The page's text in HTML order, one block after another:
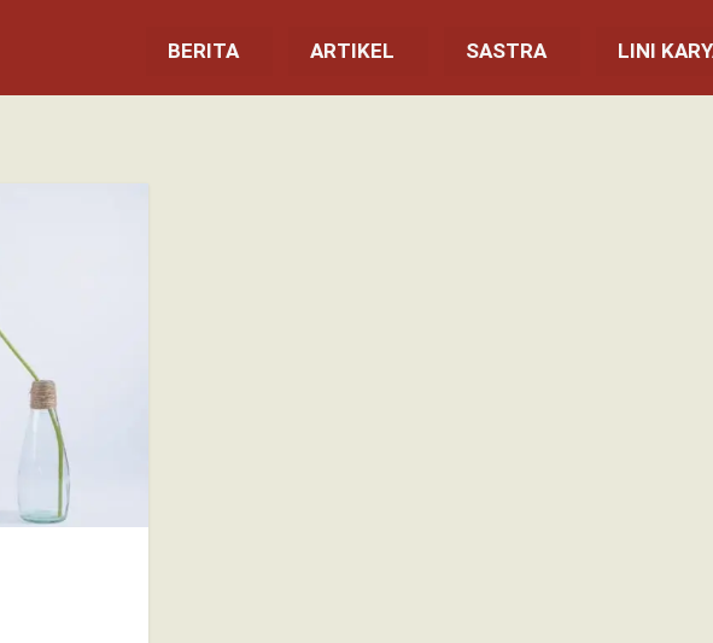
BERITA ARTIKEL SASTRA LINI